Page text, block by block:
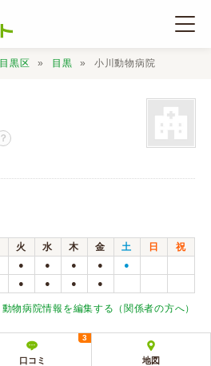
目黒区 目黒 小川動物病院
？
火 水 木 金 土 日
祝
● ● ● ● ●
● ● ● ●
動物病院情報を編集する（関係者の方へ）
口コミ
3
地図